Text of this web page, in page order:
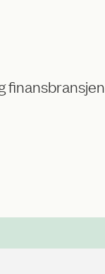
finansbransjen